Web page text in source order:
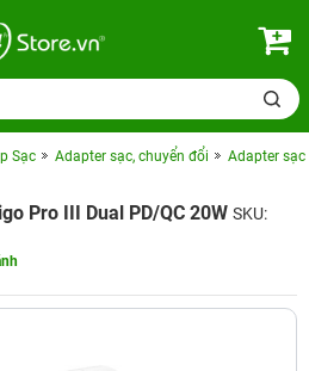
Sạc Adapter sạc, chuyển đổi Adapter
Pro III Dual PD/QC 20W SKU: